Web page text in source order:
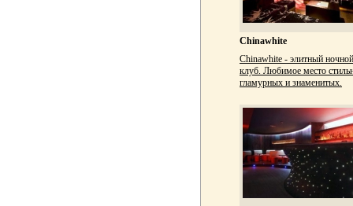
Chinawhite
Chinawhite - элитный ночной
клуб. Любимое место
гламурных и знаменитых.